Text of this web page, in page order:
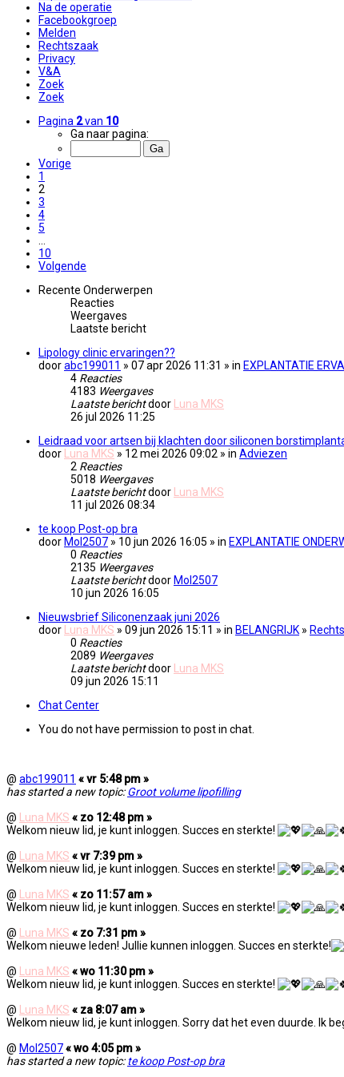
Na de operatie
Facebookgroep
Melden
Rechtszaak
Privacy
V&A
Zoek
Zoek
Pagina 2van 10
Ga naar pagina:
Vorige
1
2
3
4
5
10
Volgende
Recente Onderwerpen
Reacties
Weergaves
Laatste bericht
Lipology clinic ervaringen??
doorabc199011 » 07 apr 2026 11:31 » in EXPLANTATIE
4 Reacties
4183 Weergaves
Laatste berichtdoor Luna MKS
26 jul 2026 11:25
Leidraad voor artsen bij klachten door siliconen
door Luna MKS » 12 mei 2026 09:02 » in Adviezen
2 Reacties
5018 Weergaves
Laatste berichtdoor Luna MKS
11 jul 2026 08:34
te koop Post-op bra
doorMol2507 » 10 jun 2026 16:05 » in EXPLANTATIE
0 Reacties
2135 Weergaves
Laatste berichtdoorMol2507
10 jun 2026 16:05
Nieuwsbrief Siliconenzaak juni 2026
door Luna MKS » 09 jun 2026 15:11 » in BELANGRIJK »
0 Reacties
2089 Weergaves
Laatste berichtdoor Luna MKS
09 jun 2026 15:11
Chat Center
You do not have permission to post in chat.
@ abc199011 « vr 5:48 pm »
has started a new topic:Groot volume lipofilling
@ Luna MKS « zo 12:48 pm »
Welkom nieuw lid, je kunt inloggen. Succes en sterkte!
@ Luna MKS « vr 7:39 pm »
Welkom nieuw lid, je kunt inloggen. Succes en sterkte!
@ Luna MKS « zo 11:57 am »
Welkom nieuw lid, je kunt inloggen. Succes en sterkte!
@ Luna MKS « zo 7:31 pm »
Welkom nieuwe leden! Jullie kunnen inloggen. Succes en sterkte!
@ Luna MKS « wo 11:30 pm »
Welkom nieuw lid, je kunt inloggen. Succes en sterkte!
@ Luna MKS « za 8:07 am »
Welkom nieuw lid, je kunt inloggen. Sorry dat het even duurde. Ik
@ Mol2507« wo 4:05 pm »
has started a new topic:te koop Post-op bra